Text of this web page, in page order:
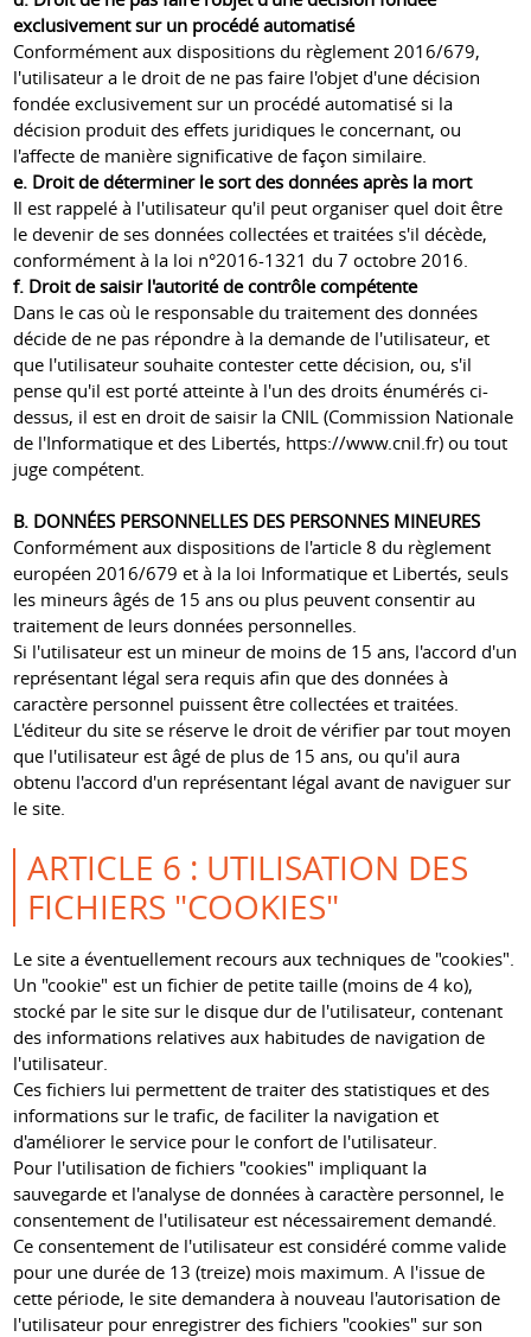
exclusivement sur un procédé automatisé
Conformément aux dispositions du règlement 2016/679,
l'utilisateur a le droit de ne pas faire l'objet d'une décision
fondée exclusivement sur un procédé automatisé si la
décision produit des effets juridiques le concernant, ou
l'affecte de manière significative de façon similaire.
e. Droit de déterminer le sort des données après la mort
Il est rappelé à l'utilisateur qu'il peut organiser quel doit être
le devenir de ses données collectées et traitées s'il décède,
conformément à la loi n°2016-1321 du 7 octobre 2016.
f. Droit de saisir l'autorité de contrôle compétente
Dans le cas où le responsable du traitement des données
décide de ne pas répondre à la demande de l'utilisateur, et
que l'utilisateur souhaite contester cette décision, ou, s'il
pense qu'il est porté atteinte à l'un des droits énumérés ci-
dessus, il est en droit de saisir la CNIL (Commission Nationale
de l'Informatique et des Libertés, https://www.cnil.fr) ou tout
juge compétent.
B. DONNÉES PERSONNELLES DES PERSONNES MINEURES
Conformément aux dispositions de l'article 8 du règlement
européen 2016/679 et à la loi Informatique et Libertés, seuls
les mineurs âgés de 15 ans ou plus peuvent consentir au
traitement de leurs données personnelles.
Si l'utilisateur est un mineur de moins de 15 ans, l'accord d'un
représentant légal sera requis afin que des données à
caractère personnel puissent être collectées et traitées.
L'éditeur du site se réserve le droit de vérifier par tout moyen
que l'utilisateur est âgé de plus de 15 ans, ou qu'il aura
obtenu l'accord d'un représentant légal avant de naviguer sur
le site.
ARTICLE 6 : UTILISATION DES
FICHIERS "COOKIES"
Le site a éventuellement recours aux techniques de "cookies".
Un "cookie" est un fichier de petite taille (moins de 4 ko),
stocké par le site sur le disque dur de l'utilisateur, contenant
des informations relatives aux habitudes de navigation de
l'utilisateur.
Ces fichiers lui permettent de traiter des statistiques et des
informations sur le trafic, de faciliter la navigation et
d'améliorer le service pour le confort de l'utilisateur.
Pour l'utilisation de fichiers "cookies" impliquant la
sauvegarde et l'analyse de données à caractère personnel, le
consentement de l'utilisateur est nécessairement demandé.
Ce consentement de l'utilisateur est considéré comme valide
pour une durée de 13 (treize) mois maximum. A l'issue de
cette période, le site demandera à nouveau l'autorisation de
l'utilisateur pour enregistrer des fichiers "cookies" sur son